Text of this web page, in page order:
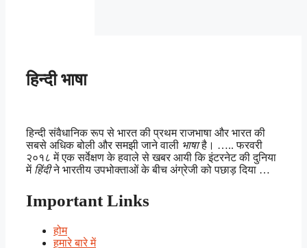
हिन्दी भाषा
हिन्दी संवैधानिक रूप से भारत की प्रथम राजभाषा और भारत की
सबसे अधिक बोली और समझी जाने वाली भाषाहै। ….. फरवरी
२०१८ में एक सर्वेक्षण के हवाले से खबर आयी कि इंटरनेट की दुनिया
में हिंदीने भारतीय उपभोक्ताओं के बीच अंग्रेजी को पछाड़ दिया …
Important Links
होम
हमारे बारे में